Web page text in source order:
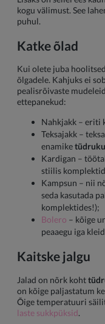
kogu välimust. See
puhul.
Katke õlad
Kui olete juba
õlgadele. Kahjuks ei
pealisrõivaste
ettepanekud:
Nahkjakk – eriti
Teksajakk –
enamike
Kardigan –
stiilis
Kampsun – nii
seda kasutada
komplektides!);
Bolero – kõige
peaaegu iga
Kaitske jalgu
Jalad on nõrk koht
on kõige paljastatum
Õige temperatuuri
laste sukkpüksid.